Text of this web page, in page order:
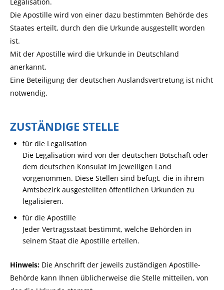
Die Apostille wird von einer dazu bestimmten Behörde des
Staates erteilt, durch den die Urkunde ausgestellt worden
ist.
Mit der Apostille wird die Urkunde in Deutschland
anerkannt.
Eine Beteiligung der deutschen Auslandsvertretung ist nicht
notwendig.
ZUSTÄNDIGE STELLE
für die Legalisation
Die Legalisation wird von der deutschen Botschaft oder
dem deutschen Konsulat im jeweiligen Land
vorgenommen. Diese Stellen sind befugt, die in ihrem
Amtsbezirk ausgestellten öffentlichen Urkunden zu
legalisieren.
für die Apostille
Jeder Vertragsstaat bestimmt, welche Behörden in
seinem Staat die Apostille erteilen.
Hinweis: Die Anschrift der jeweils zuständigen Apostille-
Behörde kann Ihnen üblicherweise die Stelle mitteilen, von